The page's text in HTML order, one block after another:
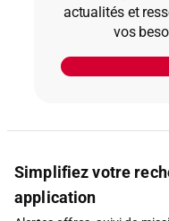
actualités et
vos